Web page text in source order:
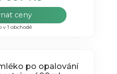
ceny
v 1 obchodě
po opalování